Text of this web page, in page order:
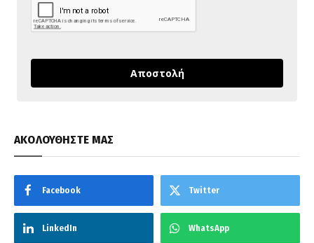
Αποστολή
ΑΚΟΛΟΥΘΗΣΤΕ ΜΑΣ
Facebook Twitter
LinkedIn WhatsApp